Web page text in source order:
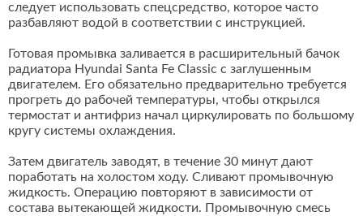
следует использовать спецсредство, которое часто
разбавляют водой в соответствии с инструкцией.
Готовая промывка заливается в расширительный бачок
радиатора Hyundai Santa Fe Classic с заглушенным
двигателем. Его обязательно предварительно требуется
прогреть до рабочей температуры, чтобы открылся
термостат и антифриз начал циркулировать по большому
кругу системы охлаждения.
Затем двигатель заводят, в течение 30 минут дают
поработать на холостом ходу. Сливают промывочную
жидкость. Операцию повторяют в зависимости от
состава вытекающей жидкости. Промывочную смесь